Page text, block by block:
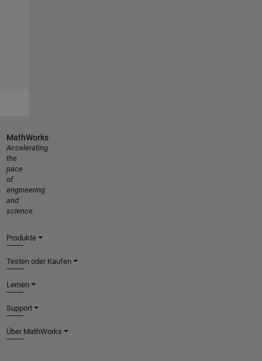
MathWorks
Accelerating
the
pace
of
engineering
and
science
Produkte
Testen oder Kaufen
Lernen
Support
Über MathWorks